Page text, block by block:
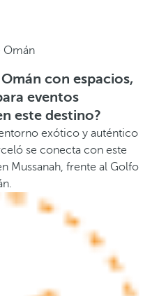
Omán
con espacios,
eventos
este destino?
exótico y auténtico
se conecta con este
Mussanah, frente al Golfo